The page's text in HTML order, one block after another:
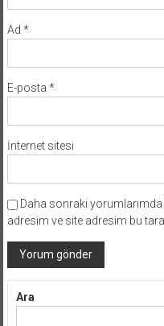
Ad *
E-posta *
İnternet sitesi
Daha sonraki yorumlarımda
adresim ve site adresim bu
Ara